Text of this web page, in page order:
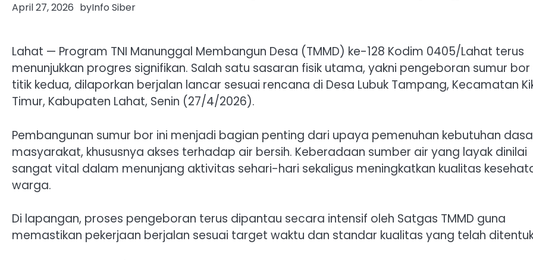
April 27, 2026 byInfo Siber
Lahat — Program TNI Manunggal Membangun Desa (TMMD) ke-128 Kodim 0405/Lahat terus
menunjukkan progres signifikan. Salah satu sasaran fisik utama, yakni pengeboran sumur bor
titik kedua, dilaporkan berjalan lancar sesuai rencana di Desa Lubuk Tampang, Kecamatan
Timur, Kabupaten Lahat, Senin (27/4/2026).
Pembangunan sumur bor ini menjadi bagian penting dari upaya pemenuhan kebutuhan
masyarakat, khususnya akses terhadap air bersih. Keberadaan sumber air yang layak dinilai
sangat vital dalam menunjang aktivitas sehari-hari sekaligus meningkatkan kualitas
warga.
Di lapangan, proses pengeboran terus dipantau secara intensif oleh Satgas TMMD guna
memastikan pekerjaan berjalan sesuai target waktu dan standar kualitas yang telah